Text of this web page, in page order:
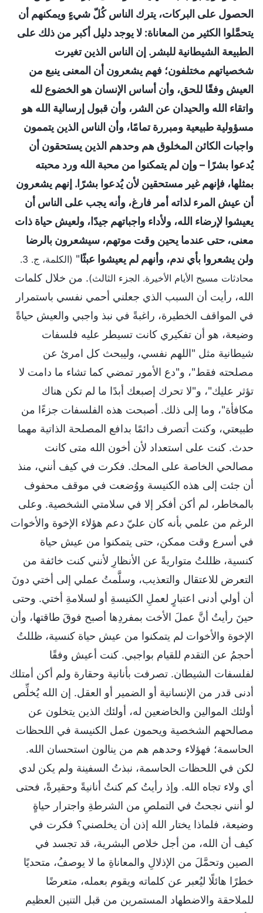
الحصول على البركات، يترك الناس كُلّ شيءٍ ويمكنهم أن
يتحمَّلوا الكثير من المعاناة: لا يوجد دليل أكبر من ذلك على
الطبيعة الشيطانية للبشر. إن الناس الذين تغيرت
شخصياتهم مختلفون؛ فهم يشعرون أن المعنى ينبع من
العيش وفقًا للحق، وأن أساس الإنسان هو الخضوع لله
واتقاء الله والحيدان عن الشر، وأن قبول إرسالية الله هو
مسؤولية طبيعية ومبررة تمامًا، وأن الناس الذين يتممون
واجبات الكائن المخلوق هم وحدهم الذين يستحقون أن
يُدعوا بشرًا – وإن لم يتمكنوا من محبة الله ورد محبته
بمثلها، فإنهم غير مستحقين لأن يُدعوا بشرًا. إنهم يشعرون
أن عيش المرء لذاته أمر فارغ، وأنه يجب على الناس أن
يعيشوا لإرضاء الله، ولأداء واجباتهم جيدًا، ولعيش حياة ذات
معنى، حتى عندما يحين وقت موتهم، سيشعرون بالرضا
ولن يشعروا بأي ندم، وأنهم لم يعيشوا عبثًا"
(الكلمة، ج. 3.
محادثات مسيح الأيام الأخيرة. الجزء الثالث). من خلال كلمات
الله، رأيت أن السبب الذي جعلني أحمي نفسي باستمرار
في المواقف الخطيرة، راغبةً في نبذ واجبي والعيش حياةً
وضيعة، هو أن تفكيري كانت تسيطر عليه فلسفات
شيطانية مثل "اللهم نفسي، وليبحث كل امرئ عن
مصلحته فقط"، و"دع الأمور تمضي كما تشاء ما دامت لا
تؤثر عليك"، و"لا تحرك إصبعك أبدًا ما لم تكن هناك
مكافأة"، وما إلى ذلك. أصبحت هذه الفلسفات جزءًا من
طبيعتي، وكنت أتصرف دائمًا بدافع المصلحة الذاتية مهما
حدث. كنت على استعداد لأن أخون الله متى كانت
مصالحي الخاصة على المحك. فكرت في كيف أنني، منذ
أن جئت إلى هذه الكنيسة ووُضعت في موقف محفوف
بالمخاطر، لم أكن أفكر إلا في سلامتي الشخصية. وعلى
الرغم من علمي بأنه كان عليّ دعم هؤلاء الإخوة والأخوات
في أسرع وقت ممكن، حتى يتمكنوا من عيش حياة
كنسية، ظللتُ متواريةً عن الأنظارِ لأنني كنت خائفة من
التعرض للاعتقال والتعذيب، وسلَّمتُ عملي إلى أختي دونَ
أن أولي أدنى اعتبارٍ لعملِ الكنيسةِ أو لسلامةِ أختي. وحتى
حينَ رأيتُ أنَّ عملَ الأخت بمفردِها أصبح فوقَ طاقتها، وأن
الإخوة والأخوات لم يتمكنوا من عيش حياة كنسية، ظللتُ
أحجمُ عن التقدم للقيام بواجبي. كنت أعيش وفقًا
لفلسفات الشيطان. تصرفت بأنانية وحقارة ولم أكن أمتلك
أدنى قدر من الإنسانية أو الضمير أو العقل. إن الله يُخلِّص
أولئك الموالين والخاضعين له، أولئك الذين يتخلون عن
مصالحهم الشخصية ويحمون عمل الكنيسة في اللحظات
الحاسمة؛ فهؤلاء وحدهم هم من ينالون استحسان الله.
لكن في اللحظات الحاسمة، نبذتُ السفينة ولم يكن لدي
أي ولاء تجاه الله. وإذ رأيتُ كم كنتُ أنانيةً وحقيرةً، فحتى
لو أنني نجحتُ في التملصِ من الشرطةِ واجترار حياةٍ
وضيعة، فلماذا يختار الله إذن أن يخلصني؟ فكرت في
كيف أن الله، من أجل خلاص البشرية، قد تجسد في
الصين وتحمَّلَ من الإذلالِ والمعاناةِ ما لا يوصفُ، متحديًا
خطرًا هائلًا ليُعبر عن كلماته ويقوم بعمله، متعرضًا
للملاحقة والاضطهاد المستمرين من قبل التنين العظيم